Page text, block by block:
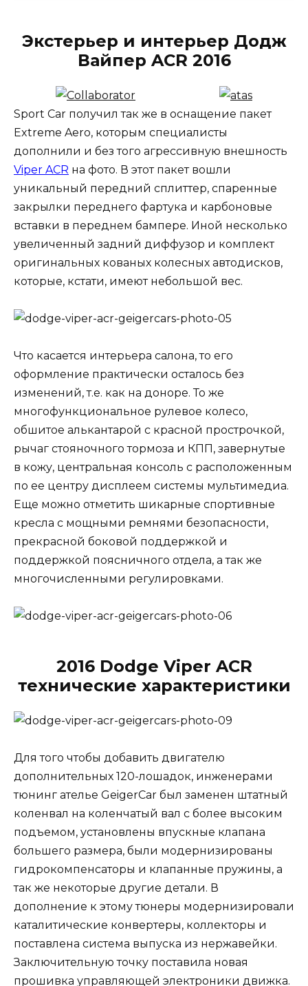
Экстерьер и интерьер Додж
Вайпер ACR 2016
Sport Car получил так же в оснащение пакет
Extreme Aero, которым специалисты
дополнили и без того агрессивную внешность
Viper ACR на фото. В этот пакет вошли
уникальный передний сплиттер, спаренные
закрылки переднего фартука и карбоновые
вставки в переднем бампере. Иной несколько
увеличенный задний диффузор и комплект
оригинальных кованых колесных автодисков,
которые, кстати, имеют небольшой вес.
Что касается интерьера салона, то его
оформление практически осталось без
изменений, т.е. как на доноре. То же
многофункциональное рулевое колесо,
обшитое алькантарой с красной прострочкой,
рычаг стояночного тормоза и КПП, завернутые
в кожу, центральная консоль с расположенным
по ее центру дисплеем системы мультимедиа.
Еще можно отметить шикарные спортивные
кресла с мощными ремнями безопасности,
прекрасной боковой поддержкой и
поддержкой поясничного отдела, а так же
многочисленными регулировками.
2016 Dodge Viper ACR
технические характеристики
Для того чтобы добавить двигателю
дополнительных 120-лошадок, инженерами
тюнинг ателье GeigerCar был заменен штатный
коленвал на коленчатый вал с более высоким
подъемом, установлены впускные клапана
большего размера, были модернизированы
гидрокомпенсаторы и клапанные пружины, а
так же некоторые другие детали. В
дополнение к этому тюнеры модернизировали
каталитические конвертеры, коллекторы и
поставлена система выпуска из нержавейки.
Заключительную точку поставила новая
прошивка управляющей электроники движка.